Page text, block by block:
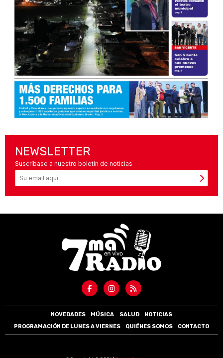
NEWSLETTER
Suscríbase a nuestro boletín de noticias
NOVEDADES MÚSICA SALUD
NOTICIAS
PROGRAMACIÓN DE LUNES A VIERNES
QUIÉNES SOMOS CONTACTO